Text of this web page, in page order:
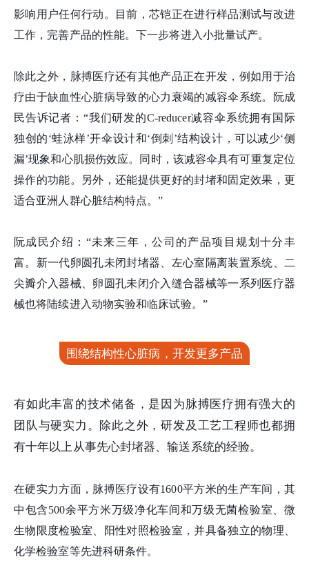
影响用户任何行动。目前，芯铠正在进行样品测试与改进
工作，完善产品的性能。下一步将进入小批量试产。
除此之外，脉搏医疗还有其他产品正在开发，例如用于治
疗由于缺血性心脏病导致的心力衰竭的减容伞系统。阮成
民告诉记者：“我们研发的C-reducer减容伞系统拥有国际
独创的‘蛙泳样’开伞设计和‘倒刺’结构设计，可以减少‘侧
漏’现象和心肌损伤效应。同时，该减容伞具有可重复定位
操作的功能。另外，还能提供更好的封堵和固定效果，更
适合亚洲人群心脏结构特点。”
阮成民介绍：“未来三年，公司的产品项目规划十分丰
富。新一代卵圆孔未闭封堵器、左心室隔离装置系统、二
尖瓣介入器械、卵圆孔未闭介入缝合器械等一系列医疗器
械也将陆续进入动物实验和临床试验。”
围绕结构性心脏病，开发更多产品
有如此丰富的技术储备，是因为脉搏医疗拥有强大的
团队与硬实力。除此之外，研发及工艺工程师也都拥
有十年以上从事先心封堵器、输送系统的经验。
在硬实力方面，脉搏医疗设有1600平方米的生产车间，其
中包含500余平方米万级净化车间和万级无菌检验室、微
生物限度检验室、阳性对照检验室，并具备独立的物理、
化学检验室等先进科研条件。